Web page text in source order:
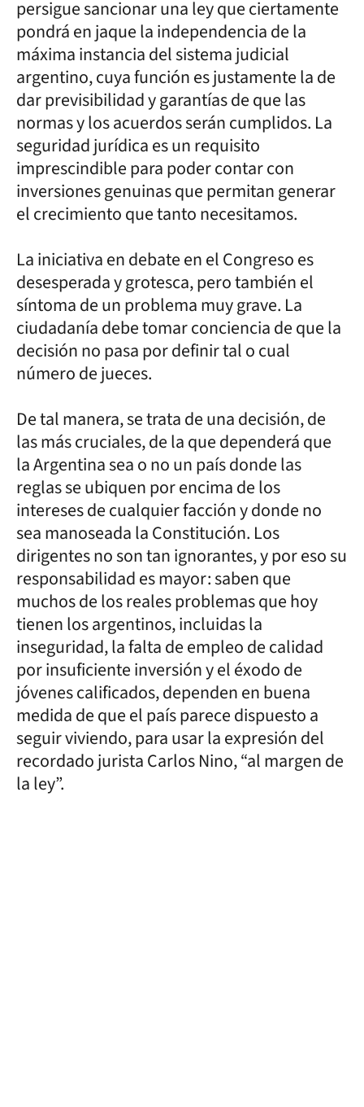
persigue sancionar una ley que ciertamente
pondrá en jaque la independencia de la
máxima instancia del sistema judicial
argentino, cuya función es justamente la de
dar previsibilidad y garantías de que las
normas y los acuerdos serán cumplidos. La
seguridad jurídica es un requisito
imprescindible para poder contar con
inversiones genuinas que permitan generar
el crecimiento que tanto necesitamos.
La iniciativa en debate en el Congreso es
desesperada y grotesca, pero también el
síntoma de un problema muy grave. La
ciudadanía debe tomar conciencia de que la
decisión no pasa por definir tal o cual
número de jueces.
De tal manera, se trata de una decisión, de
las más cruciales, de la que dependerá que
la Argentina sea o no un país donde las
reglas se ubiquen por encima de los
intereses de cualquier facción y donde no
sea manoseada la Constitución. Los
dirigentes no son tan ignorantes, y por eso su
responsabilidad es mayor: saben que
muchos de los reales problemas que hoy
tienen los argentinos, incluidas la
inseguridad, la falta de empleo de calidad
por insuficiente inversión y el éxodo de
jóvenes calificados, dependen en buena
medida de que el país parece dispuesto a
seguir viviendo, para usar la expresión del
recordado jurista Carlos Nino, “al margen de
la ley”.